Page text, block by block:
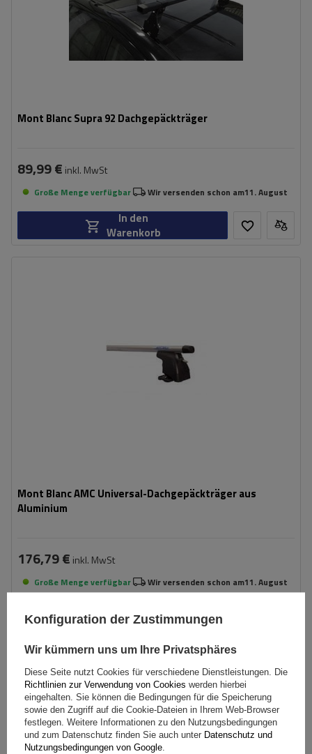
Mont Blanc Supra 92 Dachgepäckträger
89,99 € inkl. MwSt
Große Menge verfügbar Wir versenden schon am11. August
In den
Warenkorb
Mont Blanc AMC Universal-Dachgepäckträger aus
Aluminium
176,79 € inkl. MwSt
Große Menge verfügbar Wir versenden schon am11. August
Warenkorb
Konfiguration der Zustimmungen
Wir kümmern uns um Ihre Privatsphäres
Diese Seite nutzt Cookies für verschiedene Dienstleistungen. Die
Richtlinien zur Verwendung von Cookies werden hierbei
eingehalten. Sie können die Bedingungen für die Speicherung
sowie den Zugriff auf die Cookie-Dateien in Ihrem Web-Browser
festlegen. Weitere Informationen zu den Nutzungsbedingungen
und zum Datenschutz finden Sie auch unter Datenschutz und
Nutzungsbedingungen von Google